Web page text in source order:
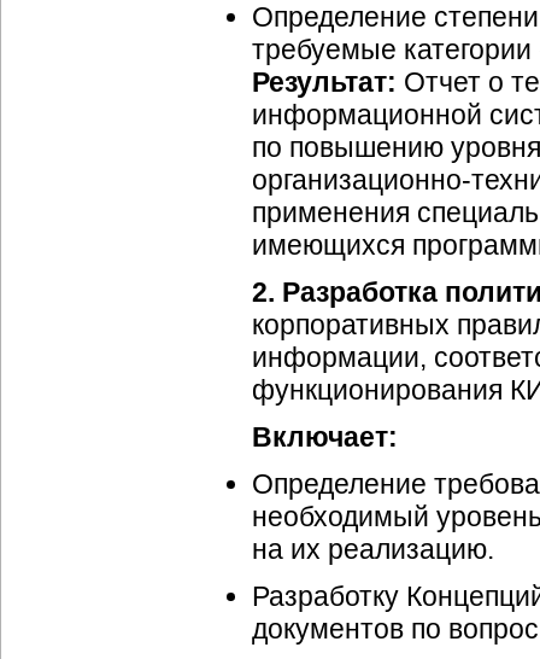
Определение
требуемые
Результат: Отчет о
информационной
по повышению
организационно-
применения
имеющихся
2. Разработка
корпоративных
информации,
функционирования
Включает:
Определение
необходимый
на их реализацию.
Разработку
документов по